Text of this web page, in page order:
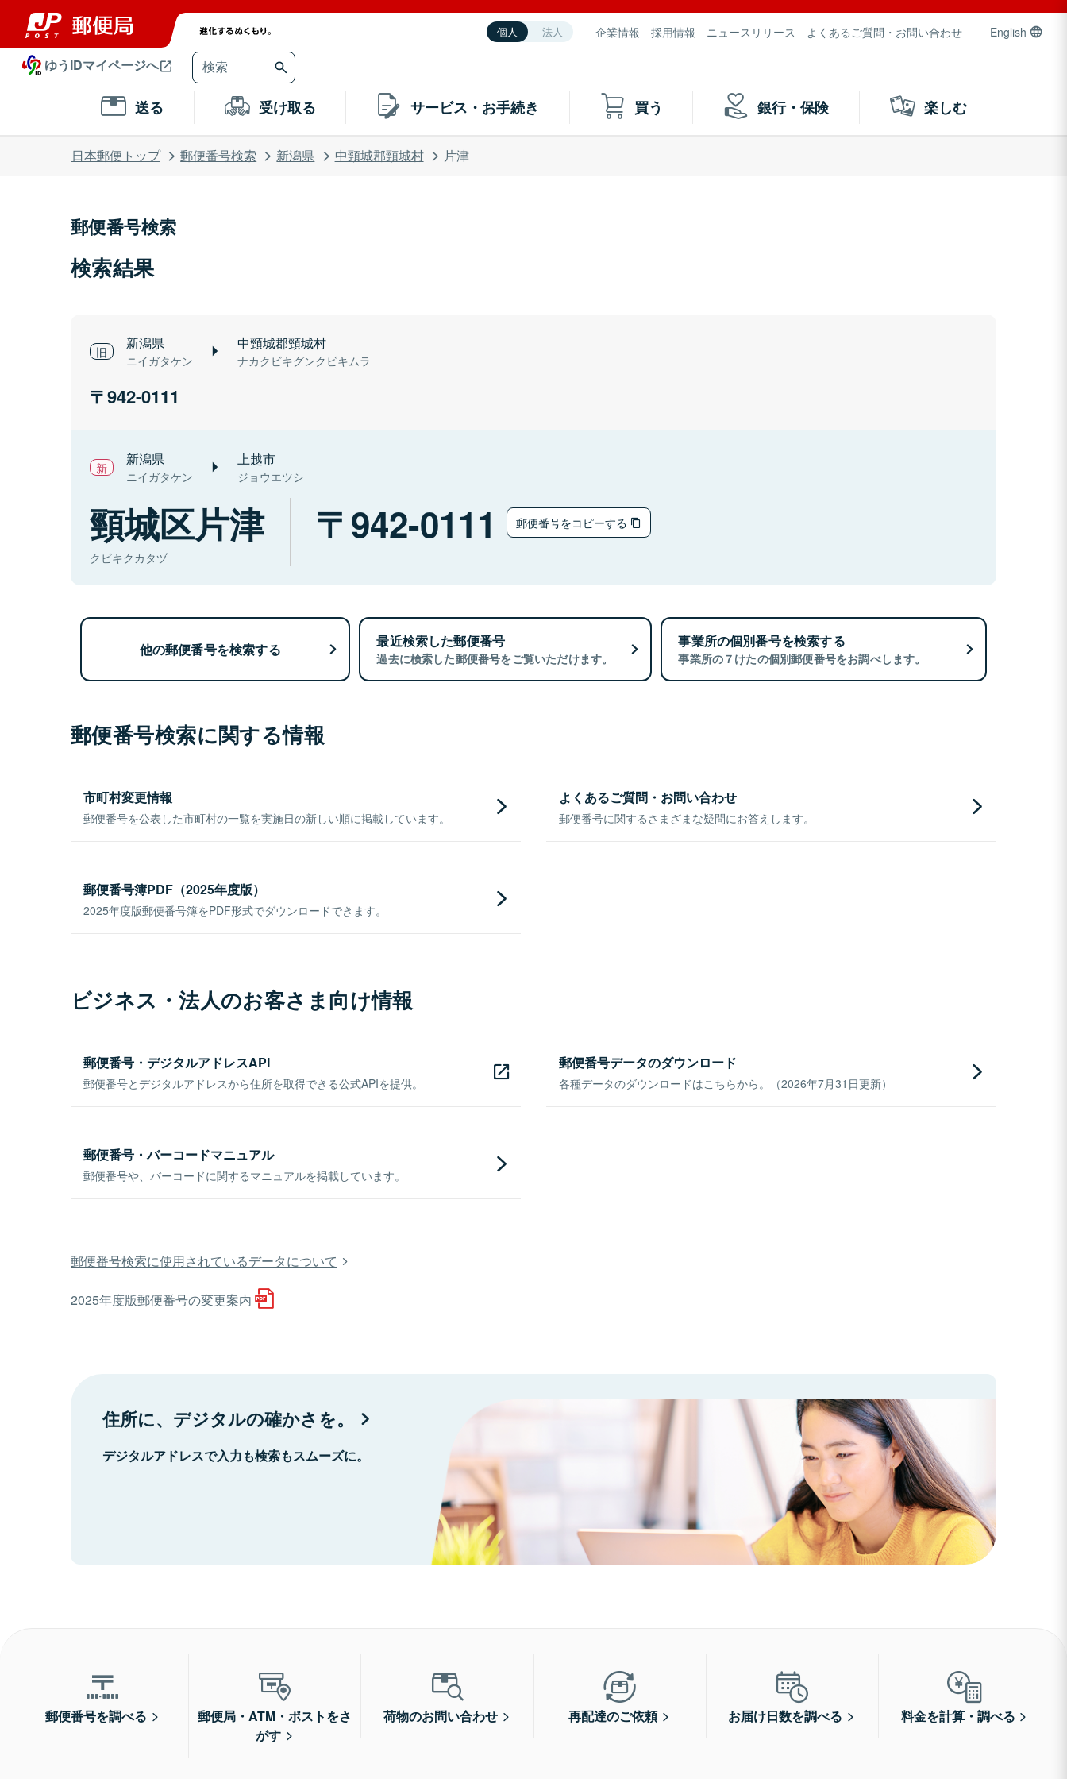
個人 法人 企業情報 採用情報 ニュースリリース よくあるご質問・お問い合わせ English
ゆうIDマイページへ
送る 受け取る サービス・お手続き 買う 銀行・保険 楽しむ
日本郵便トップ 郵便番号検索 新潟県 中頸城郡頸城村 片津
郵便番号検索
検索結果
新潟県
ニイガタケン
中頸城郡頸城村
ナカクビキグンクビキムラ
942-0111
新潟県
ニイガタケン
上越市
ジョウエツシ
頸城区片津
クビキクカタヅ
942-0111 郵便番号をコピーする
他の郵便番号を検索する 最近検索した郵便番号
過去に検索した郵便番号をご覧いただけます。
事業所の個別番号を検索する
事業所の７けたの個別郵便番号をお調べします。
郵便番号検索に関する情報
市町村変更情報
郵便番号を公表した市町村の一覧を実施日の新しい順に掲載しています。
よくあるご質問・お問い合わせ
郵便番号に関するさまざまな疑問にお答えします。
郵便番号簿PDF（2025年度版）
2025年度版郵便番号簿をPDF形式でダウンロードできます。
ビジネス・法人のお客さま向け情報
郵便番号・デジタルアドレスAPI
郵便番号とデジタルアドレスから住所を取得できる公式APIを提供。
郵便番号データのダウンロード
各種データのダウンロードはこちらから。（2026年7月31日更新）
郵便番号・バーコードマニュアル
郵便番号や、バーコードに関するマニュアルを掲載しています。
郵便番号検索に使用されているデータについて
2025年度版郵便番号の変更案内
住所に、デジタルの確かさを。
デジタルアドレスで入力も検索もスムーズに。
郵便番号を調べる
郵便局・ATM・ポストをさ
がす
荷物のお問い合わせ 再配達のご依頼 お届け日数を調べる 料金を計算・調べる